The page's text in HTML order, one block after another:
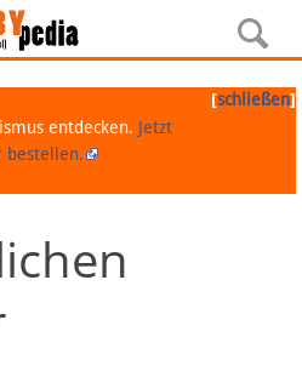
[schließen]
entdecken. Jetzt
bestellen.